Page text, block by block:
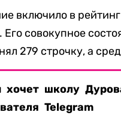
включило в
. Его совокупное
279 строчку, а
хочет школу
Telegram